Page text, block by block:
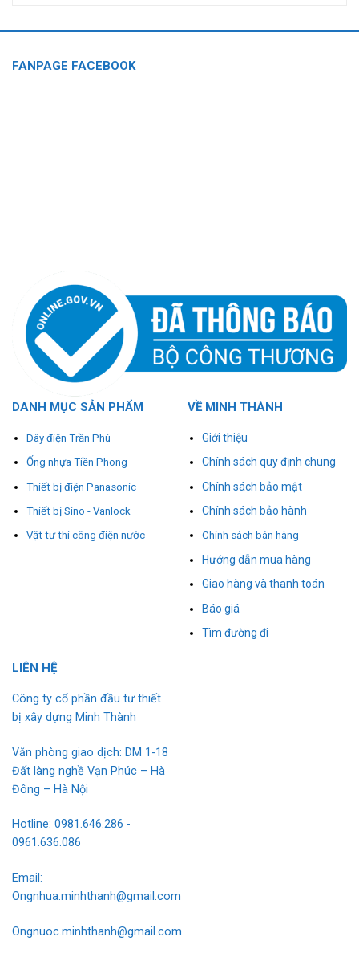
FANPAGE FACEBOOK
DANH MỤC SẢN PHẨM
Dây điện Trần Phú
Ống nhựa Tiền Phong
Thiết bị điện Panasonic
Thiết bị Sino - Vanlock
Vật tư thi công điện nước
VỀ MINH THÀNH
Giới thiệu
Chính sách quy định chung
Chính sách bảo mật
Chính sách bảo hành
Chính sách bán hàng
Hướng dẫn mua hàng
Giao hàng và thanh toán
Báo giá
Tìm đường đi
LIÊN HỆ
Công ty cổ phần đầu tư thiết
bị xây dựng Minh Thành
Văn phòng giao dịch: DM 1-18
Đất làng nghề Vạn Phúc – Hà
Đông – Hà Nội
Hotline: 0981.646.286 -
0961.636.086
Email:
Ongnhua.minhthanh@gmail.com
Ongnuoc.minhthanh@gmail.com